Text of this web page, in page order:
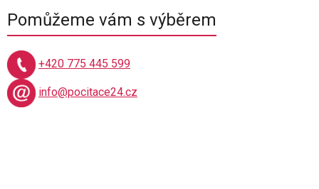
Pomůžeme vám s výběrem
+420 775 445 599
info@pocitace24.cz